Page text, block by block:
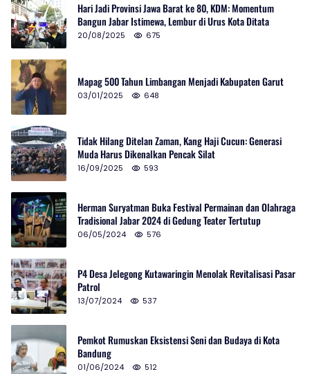
Hari Jadi Provinsi Jawa Barat ke 80, KDM: Momentum
Bangun Jabar Istimewa, Lembur di Urus Kota Ditata
20/08/2025 675
Mapag 500 Tahun Limbangan Menjadi Kabupaten Garut
03/01/2025 648
Tidak Hilang Ditelan Zaman, Kang Haji Cucun: Generasi
Muda Harus Dikenalkan Pencak Silat
16/09/2025 593
Herman Suryatman Buka Festival Permainan dan Olahraga
Tradisional Jabar 2024 di Gedung Teater Tertutup
06/05/2024 576
P4 Desa Jelegong Kutawaringin Menolak Revitalisasi Pasar
Patrol
13/07/2024 537
Pemkot Rumuskan Eksistensi Seni dan Budaya di Kota
Bandung
01/06/2024 512